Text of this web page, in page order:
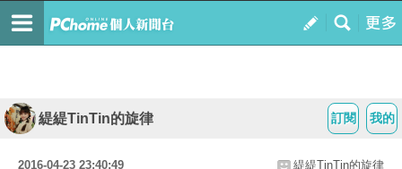
我的
訂閱
緹緹TinTin的旋律
2016-04-23 23:40:49 緹緹TinTin的旋律